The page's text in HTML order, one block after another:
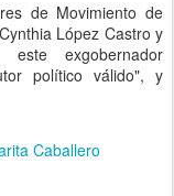
de Movimiento de
López Castro y
exgobernador
político válido", y
Caballero